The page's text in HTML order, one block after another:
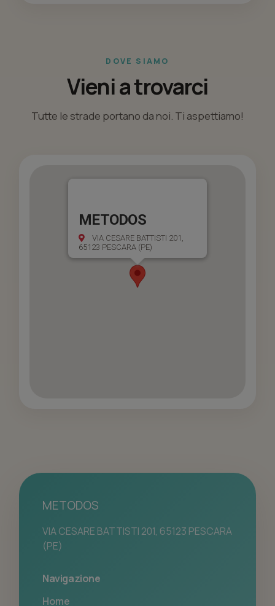
DOVE SIAMO
Vieni a trovarci
Tutte le strade portano da noi. Ti aspettiamo!
METODOS
VIA CESARE BATTISTI 201,
65123 PESCARA (PE)
METODOS
VIA CESARE BATTISTI 201, 65123 PESCARA
(PE)
Navigazione
Home